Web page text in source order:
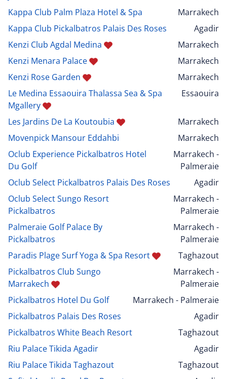
Kappa Club Palm Plaza Hotel & Spa
Marrakech
Kappa Club Pickalbatros Palais Des Roses
Agadir
Kenzi Club Agdal Medina
Marrakech
Kenzi Menara Palace
Marrakech
Kenzi Rose Garden
Marrakech
Le Medina Essaouira Thalassa Sea & Spa
Mgallery
Essaouira
Les Jardins De La Koutoubia
Marrakech
Movenpick Mansour Eddahbi
Marrakech
Oclub Experience Pickalbatros Hotel
Du Golf
Marrakech -
Palmeraie
Oclub Select Pickalbatros Palais Des Roses
Agadir
Oclub Select Sungo Resort
Pickalbatros
Marrakech -
Palmeraie
Palmeraie Golf Palace By
Pickalbatros
Marrakech -
Palmeraie
Paradis Plage Surf Yoga & Spa Resort
Taghazout
Pickalbatros Club Sungo
Marrakech
Marrakech -
Palmeraie
Pickalbatros Hotel Du Golf
Marrakech - Palmeraie
Pickalbatros Palais Des Roses
Agadir
Pickalbatros White Beach Resort
Taghazout
Riu Palace Tikida Agadir
Agadir
Riu Palace Tikida Taghazout
Taghazout